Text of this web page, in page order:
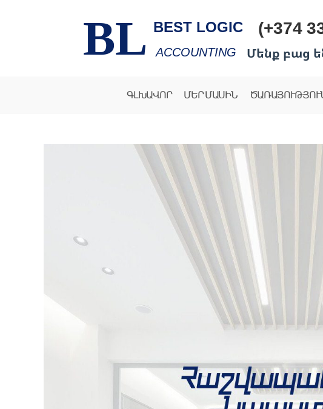
BL BEST LOGIC
ACCOUNTING
(+374
Մենք բաց
ԳԼԽԱՎՈՐ ՄԵՐ ՄԱՍԻՆ